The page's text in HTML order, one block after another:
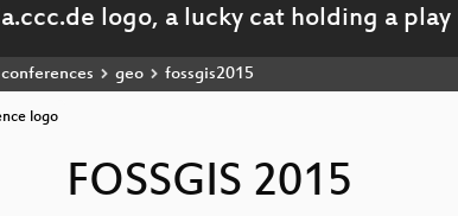
conferences geo fossgis2015
FOSSGIS 2015